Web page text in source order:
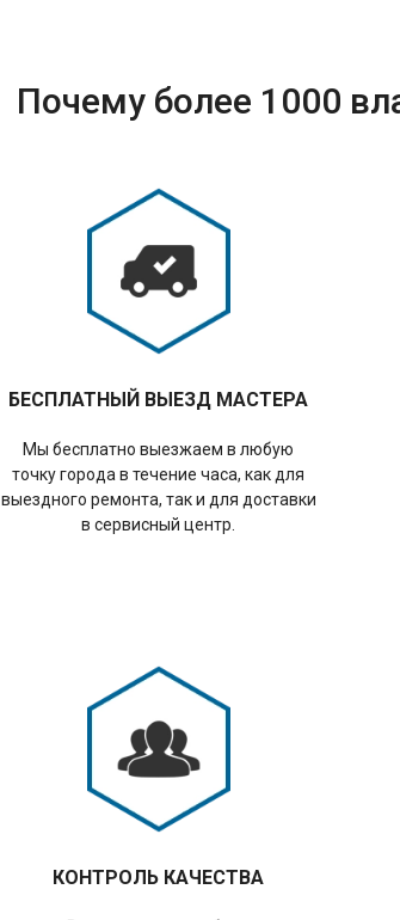
Почему более 1000
БЕСПЛАТНЫЙ ВЫЕЗД МАСТЕРА
Мы бесплатно выезжаем в любую
точку города в течение часа, как для
выездного ремонта, так и для доставки
в сервисный центр.
КОНТРОЛЬ КАЧЕСТВА